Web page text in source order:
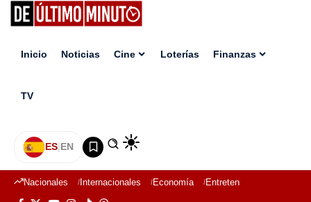
Inicio Noticias Cine Loterías Finanzas
TV
ES|EN
Nacionales Internacionales Economía Entretenimiento